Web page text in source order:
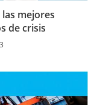
mejores
de crisis